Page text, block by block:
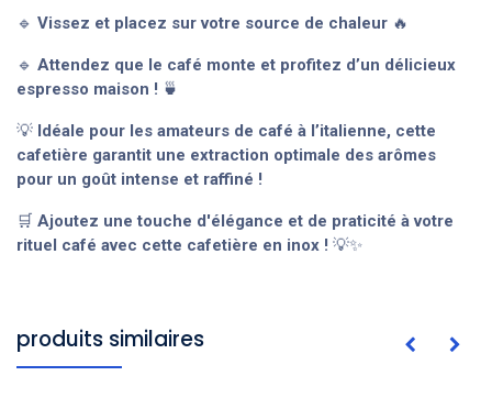
🔹 Vissez et placez sur votre source de chaleur 🔥
🔹 Attendez que le café monte et profitez d’un délicieux
espresso maison ! 🍵
💡 Idéale pour les amateurs de café à l’italienne, cette
cafetière garantit une extraction optimale des arômes
pour un goût intense et raffiné !
🛒 Ajoutez une touche d'élégance et de praticité à votre
rituel café avec cette cafetière en inox ! 💡✨
produits similaires